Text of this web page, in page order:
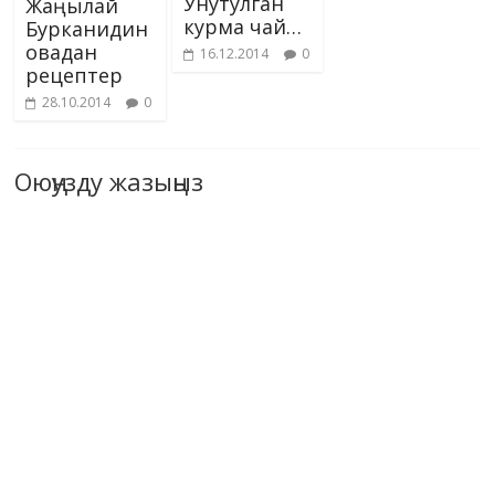
Жаңылай
Бурканидин
овадан
рецептер
28.10.2014 0
курма чай…
16.12.2014 0
Оюңузду жазыңыз